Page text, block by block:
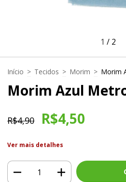
1 / 2
Início > Tecidos > Morim > Morim
Morim Azul
R$4,90 R$4,50
Ver mais detalhes